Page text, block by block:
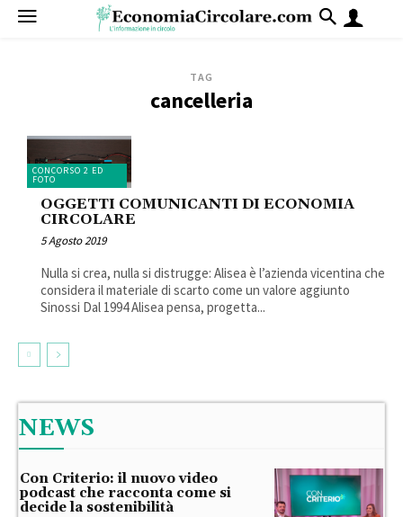
TAG
cancelleria
CONCORSO 2 ED
FOTO
OGGETTI COMUNICANTI DI ECONOMIA
CIRCOLARE
5 Agosto 2019
Nulla si crea, nulla si distrugge: Alisea è l’azienda vicentina che
considera il materiale di scarto come un valore aggiunto
Sinossi Dal 1994 Alisea pensa, progetta...
NEWS
Con Criterio: il nuovo video
podcast che racconta come si
decide la sostenibilità